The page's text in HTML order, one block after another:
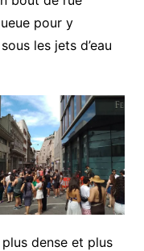
pour y
les jets d’eau
dense et plus